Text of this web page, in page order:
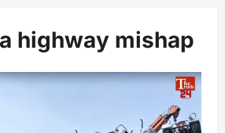
highway mishap